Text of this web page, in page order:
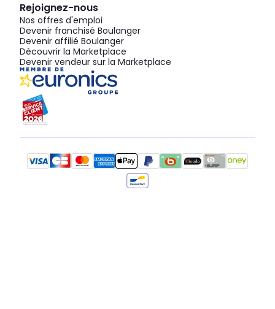
Rejoignez-nous
Nos offres d'emploi
Devenir franchisé Boulanger
Devenir affilié Boulanger
Découvrir la Marketplace
Devenir vendeur sur la Marketplace